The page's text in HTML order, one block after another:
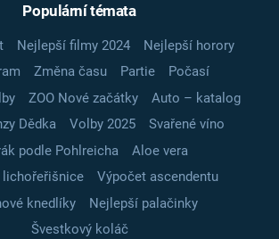
Populární témata
Nejlepší filmy 2024
Nejlepší horory
Změna času Partie
Počasí
ZOO Nové začátky
Auto – katalog
Dědka
Volby 2025
Svařené víno
podle Pohlreicha
Aloe vera
lichořeřišnice
Výpočet ascendentu
knedlíky
Nejlepší palačinky
Švestkový koláč